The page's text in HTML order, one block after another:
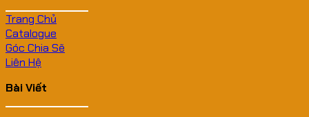
Trang Chủ
Catalogue
Góc Chia Sẽ
Liên Hệ
Bài Viết